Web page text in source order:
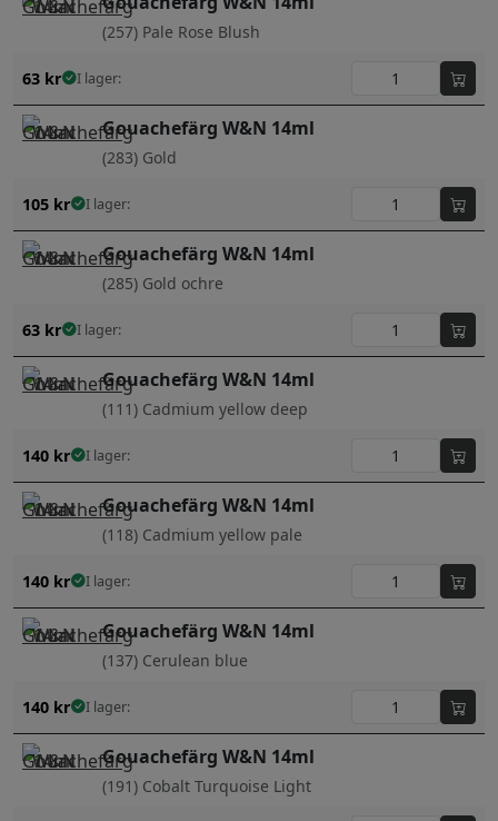
(257) Pale Rose Blush
63 kr I lager:
Gouachefärg W&N 14ml
(283) Gold
105 kr I lager:
Gouachefärg W&N 14ml
(285) Gold ochre
63 kr I lager:
Gouachefärg W&N 14ml
(111) Cadmium yellow deep
140 kr I lager:
Gouachefärg W&N 14ml
(118) Cadmium yellow pale
140 kr I lager:
Gouachefärg W&N 14ml
(137) Cerulean blue
140 kr I lager:
Gouachefärg W&N 14ml
(191) Cobalt Turquoise Light